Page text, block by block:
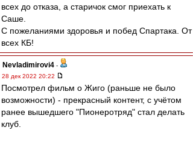
всех до отказа, а старичок смог приехать к
Саше.
С пожеланиями здоровья и побед Спартака. От
всех КБ!
Nevladimirovi4 -
28 дек 2022 20:22
Посмотрел фильм о Жиго (раньше не было
возможности) - прекрасный контент, с учётом
ранее вышедшего "Пионеротряд" стал делать
клуб.